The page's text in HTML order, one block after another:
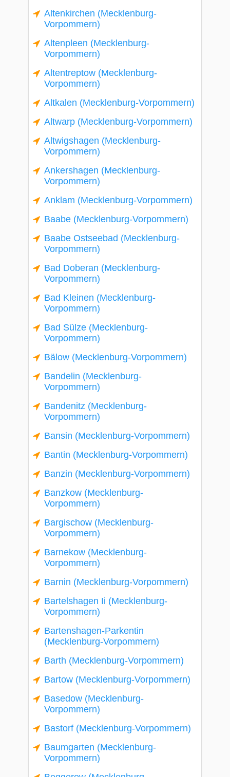
Altenkirchen (Mecklenburg-
Vorpommern)
Altenpleen (Mecklenburg-
Vorpommern)
Altentreptow (Mecklenburg-
Vorpommern)
Altkalen (Mecklenburg-Vorpommern)
Altwarp (Mecklenburg-Vorpommern)
Altwigshagen (Mecklenburg-
Vorpommern)
Ankershagen (Mecklenburg-
Vorpommern)
Anklam (Mecklenburg-Vorpommern)
Baabe (Mecklenburg-Vorpommern)
Baabe Ostseebad (Mecklenburg-
Vorpommern)
Bad Doberan (Mecklenburg-
Vorpommern)
Bad Kleinen (Mecklenburg-
Vorpommern)
Bad Sülze (Mecklenburg-
Vorpommern)
Bälow (Mecklenburg-Vorpommern)
Bandelin (Mecklenburg-
Vorpommern)
Bandenitz (Mecklenburg-
Vorpommern)
Bansin (Mecklenburg-Vorpommern)
Bantin (Mecklenburg-Vorpommern)
Banzin (Mecklenburg-Vorpommern)
Banzkow (Mecklenburg-
Vorpommern)
Bargischow (Mecklenburg-
Vorpommern)
Barnekow (Mecklenburg-
Vorpommern)
Barnin (Mecklenburg-Vorpommern)
Bartelshagen Ii (Mecklenburg-
Vorpommern)
Bartenshagen-Parkentin
(Mecklenburg-Vorpommern)
Barth (Mecklenburg-Vorpommern)
Bartow (Mecklenburg-Vorpommern)
Basedow (Mecklenburg-
Vorpommern)
Bastorf (Mecklenburg-Vorpommern)
Baumgarten (Mecklenburg-
Vorpommern)